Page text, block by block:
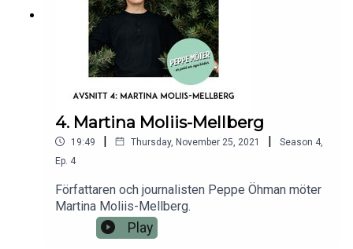
4. Martina Moliis-Mellberg
19:49 | Thursday, November 25, 2021 | Season 4,
Ep. 4
Författaren och journalisten Peppe Öhman möter
Martina Moliis-Mellberg.
Play